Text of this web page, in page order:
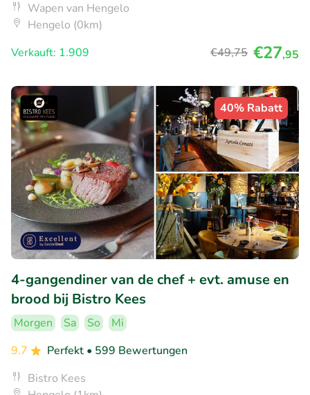
Wapen van Hengelo
Hengelo (0km)
Verkauft: 1.909
€49,75 €27,95
40% Rabatt
4-gangendiner van de chef + evt. amuse en
brood bij Bistro Kees
Morgen Sa So
Mi
9.7
Perfekt • 599 Bewertungen
Bistro Kees